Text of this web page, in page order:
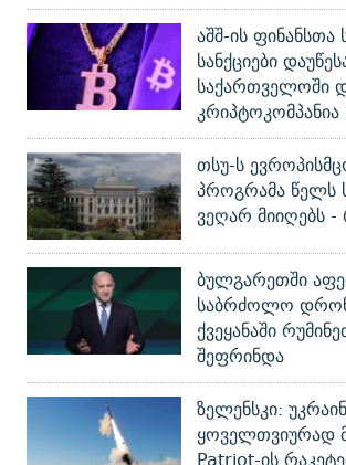
აშშ-ის ფინანსთა
სანქციები
საქართველოში
თსუ-ს
პროგრამა წელს
ვეღარ მიიღებს
ბულგარეთში
საბრძოლო
ქვეყანაში
შეფრინდა
ზელენსკი:
ყოველთვიურად